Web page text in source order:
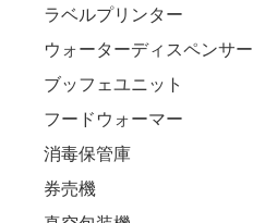
ラベルプリンター
ウォーターディスペンサー
ブッフェユニット
フードウォーマー
消毒保管庫
券売機